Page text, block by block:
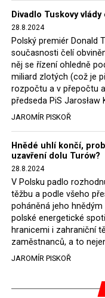
Podle dosavadních
bylo v prvních deseti
pomoci Rudé
komunisté, z
smrti více než 5 000
lidí popraveno.
partyzánských bojů
odbojáře, a také v
nepředstavitelného
odbojáři, jejich
zavražděno přibližně
uvězněných z
pohybuje okolo 250
podporující
sítí.
Nakonec museli
otázku: Co se v
Byla to občanská
89 razili komunisté
Divadlo Tuskovy
28.8.2024
Polský premiér Donald
současnosti čelí
něj se řízení ohledně
miliard zlotých (což je
rozpočtu a v přepočtu
předseda PiS Jarosław
JAROMÍR PISKOŘ
Hnědé uhlí končí,
uzavření dolu Turów?
28.8.2024
V Polsku padlo
těžbu a podle všeho
poháněná jeho
polské energetické
hranicemi i zahraniční
zaměstnanců, a to
JAROMÍR PISKOŘ